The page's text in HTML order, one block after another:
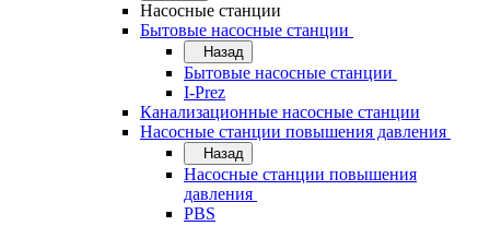
Насосные станции
Бытовые насосные станции
Назад
Бытовые насосные станции
I-Prez
Канализационные насосные станции
Насосные станции повышения давления
Назад
Насосные станции повышения
давления
PBS